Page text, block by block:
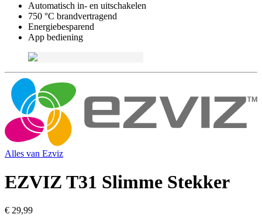
Automatisch in- en uitschakelen
750 °C brandvertragend
Energiebesparend
App bediening
Alles van Ezviz
EZVIZ T31 Slimme Stekker
€ 29,99